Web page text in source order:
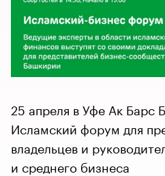
25 апреля в Уфе Ак Барс
Исламский форум для
владельцев и
и среднего бизнеса